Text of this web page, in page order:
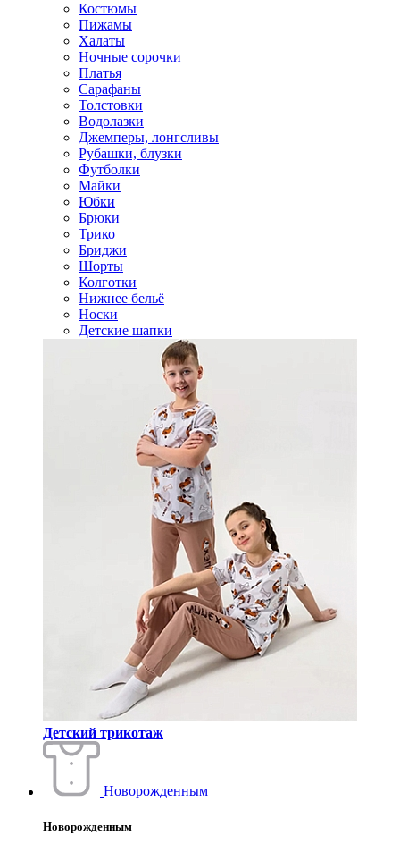
Костюмы
Пижамы
Халаты
Ночные сорочки
Платья
Сарафаны
Толстовки
Водолазки
Джемперы, лонгсливы
Рубашки, блузки
Футболки
Майки
Юбки
Брюки
Трико
Бриджи
Шорты
Колготки
Нижнее бельё
Носки
Детские шапки
Детский трикотаж
Новорожденным
Новорожденным